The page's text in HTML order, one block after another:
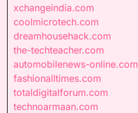
xchangeindia.com
coolmicrotech.com
dreamhousehack.com
the-techteacher.com
automobilenews-online.com
fashionalltimes.com
totaldigitalforum.com
technoarmaan.com